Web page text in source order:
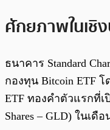
ศักยภาพในเชิ
ธนาคาร Standard
กองทุน Bitcoin ETF
ETF ทองคำตัวแรกที่เ
Shares – GLD) ในเดื